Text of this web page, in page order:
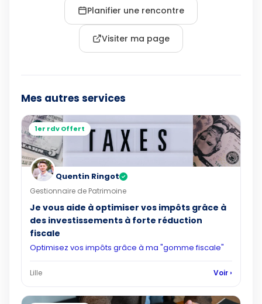
Planifier une rencontre
Visiter ma page
Mes autres services
1er rdv Offert
Quentin Ringot ✓
Gestionnaire de Patrimoine
Je vous aide à optimiser vos impôts grâce à
des investissements à forte réduction
fiscale
Optimisez vos impôts grâce à ma "gomme fiscale"
Lille Voir ›